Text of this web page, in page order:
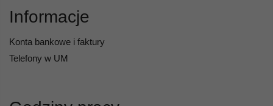
Informacje
Konta bankowe i faktury
Telefony w UM